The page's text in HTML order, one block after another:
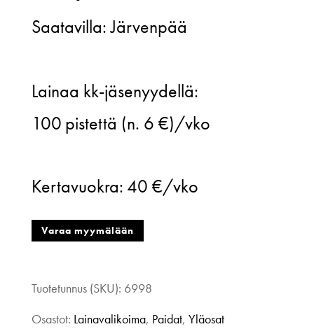
Saatavilla: Järvenpää
Helsinki,
sinivihr.
L
määrä
Lainaa kk-jäsenyydellä:
100 pistettä (n. 6 €)/vko
Kertavuokra:40 €/vko
Varaa myymälään
Tuotetunnus (SKU): 6998
Osastot: Lainavalikoima, Paidat, Yläosat